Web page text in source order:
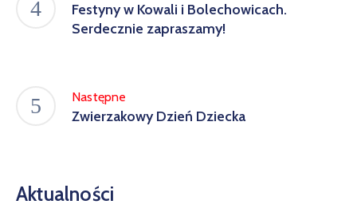
Festyny w Kowali i Bolechowicach.
Serdecznie zapraszamy!
Następne
Zwierzakowy Dzień Dziecka
Aktualności